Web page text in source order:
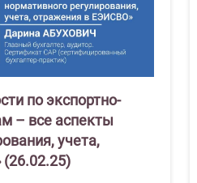
по экспортно-
– все аспекты
учета,